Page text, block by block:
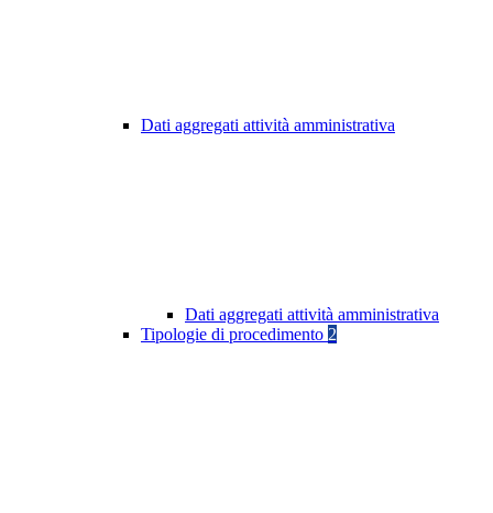
Dati aggregati attività amministrativa
Dati aggregati attività amministrativa
Tipologie di procedimento 2